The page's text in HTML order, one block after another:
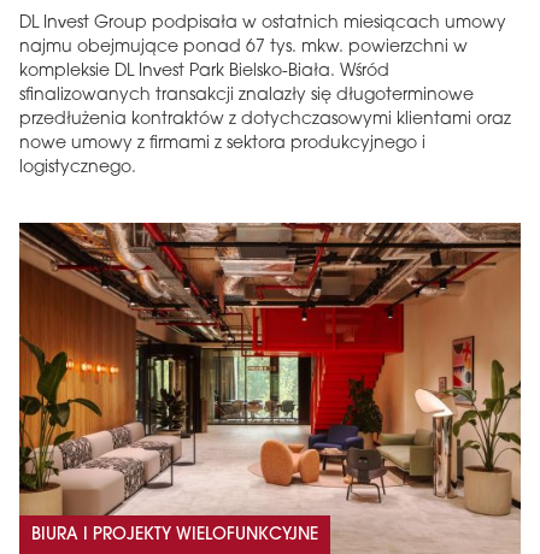
DL Invest Group podpisała w ostatnich miesiącach umowy
najmu obejmujące ponad 67 tys. mkw. powierzchni w
kompleksie DL Invest Park Bielsko-Biała. Wśród
sfinalizowanych transakcji znalazły się długoterminowe
przedłużenia kontraktów z dotychczasowymi klientami oraz
nowe umowy z firmami z sektora produkcyjnego i
logistycznego.
BIURA I PROJEKTY WIELOFUNKCYJNE